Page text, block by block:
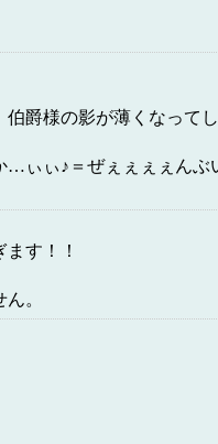
爵様の影が薄くなって
…ぃぃ♪＝ぜぇぇぇぇんぶ
す！！
。